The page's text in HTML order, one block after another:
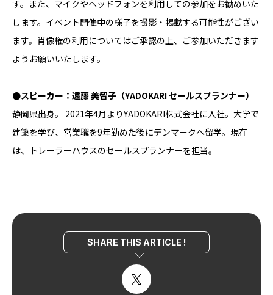
す。また、マイクやヘッドフォンを利用しての参加をお勧めいた
します。イベント開催中の様子を撮影・掲載する可能性がござい
ます。肖像権の利用についてはご承認の上、ご参加いただきます
ようお願いいたします。
●スピーカー：遠藤 美智子（YADOKARI セールスプランナー）
静岡県出身。 2021年4月よりYADOKARI株式会社に入社。大学で
建築を学び、営業職を9年勤めた後にデンマークへ留学。現在
は、トレーラーハウスのセールスプランナーを担当。
SHARE THIS ARTICLE !